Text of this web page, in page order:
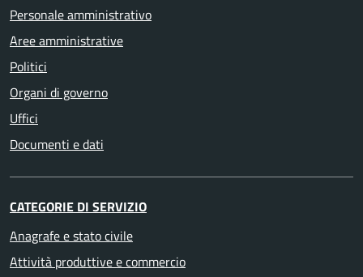
Personale amministrativo
Aree amministrative
Politici
Organi di governo
Uffici
Documenti e dati
CATEGORIE DI SERVIZIO
Anagrafe e stato civile
Attività produttive e commercio